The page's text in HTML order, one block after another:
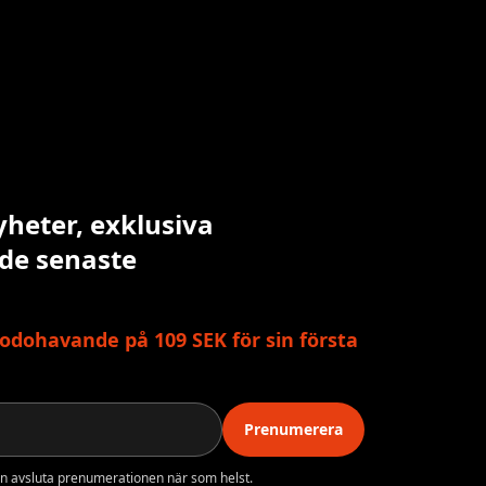
exklusiva
senaste
på 109 SEK för sin första
Prenumerera
avsluta prenumerationen när som helst.